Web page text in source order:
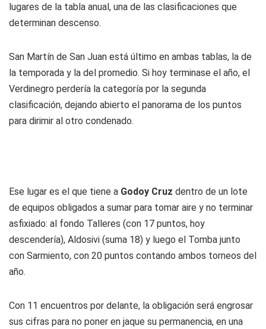
lugares de la tabla anual, una de las clasificaciones que
determinan descenso.
San Martín de San Juan está último en ambas tablas, la de
la temporada y la del promedio. Si hoy terminase el año, el
Verdinegro perdería la categoría por la segunda
clasificación, dejando abierto el panorama de los puntos
para dirimir al otro condenado.
Ese lugar es el que tiene a Godoy Cruz dentro de un lote
de equipos obligados a sumar para tomar aire y no terminar
asfixiado: al fondo Talleres (con 17 puntos, hoy
descendería), Aldosivi (suma 18) y luego el Tomba junto
con Sarmiento, con 20 puntos contando ambos torneos del
año.
Con 11 encuentros por delante, la obligación será engrosar
sus cifras para no poner en jaque su permanencia, en una